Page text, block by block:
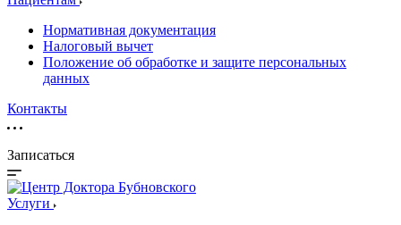
Нормативная документация
Налоговый вычет
Положение об обработке и защите персональных
данных
Контакты
Записаться
Услуги